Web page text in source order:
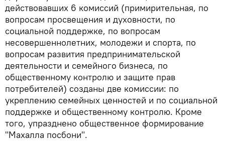
действовавших 6 комиссий (примирительная, по
вопросам просвещения и духовности, по
социальной поддержке, по вопросам
несовершеннолетних, молодежи и спорта, по
вопросам развития предпринимательской
деятельности и семейного бизнеса, по
общественному контролю и защите прав
потребителей) созданы две комиссии: по
укреплению семейных ценностей и по социальной
поддержке и общественному контролю. Кроме
того, упразднено общественное формирование
"Махалла посбони".